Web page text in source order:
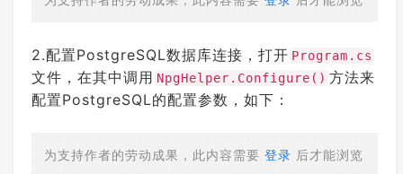
2.配置PostgreSQL数据库连接，打开 Program.cs
文件，在其中调用 NpgHelper.Configure() 方法来
配置PostgreSQL的配置参数，如下：
为支持作者的劳动成果，此内容需要 登录 后才能浏览